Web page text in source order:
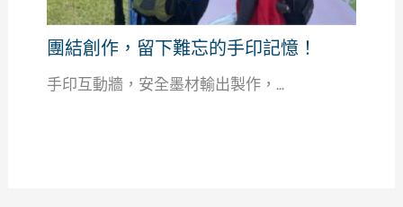
團結創作，留下難忘的手印記憶！
手印互動牆，安全墨材輸出製作，...